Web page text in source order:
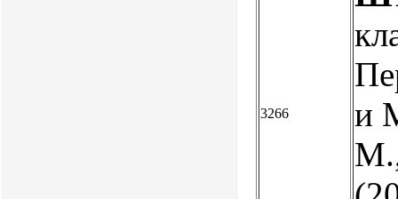
3266
и